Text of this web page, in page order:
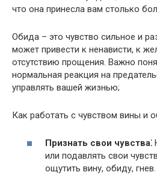
что она принесла вам столько
Обида – это чувство сильное и
может привести к ненависти, к
отсутствию прощения.​ Важно
нормальная реакция на
управлять вашей жизнью;
Как работать с чувством вины и
Признать свои чувства⁚
или подавлять свои
ощутить вину, обиду, гнев.​